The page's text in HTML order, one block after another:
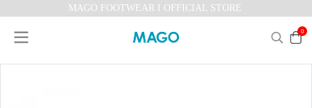
MAGO FOOTWEAR I OFFICIAL STORE
0